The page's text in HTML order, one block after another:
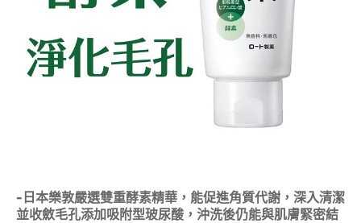
-日本樂敦嚴選雙重酵素精華，能促進角質代謝，深入清潔
並收斂毛孔添加吸附型玻尿酸，沖洗後仍能與肌膚緊密結